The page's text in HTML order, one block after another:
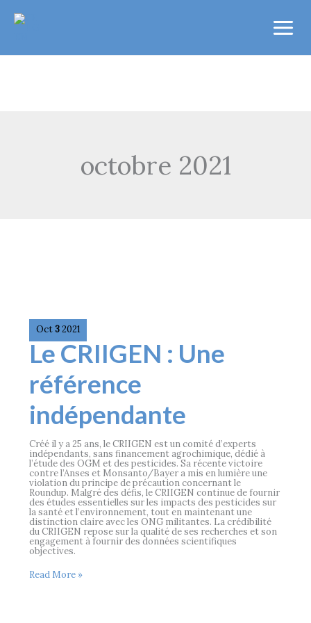
octobre 2021
Le CRIIGEN : Une
référence
indépendante
Créé il y a 25 ans, le CRIIGEN est un comité d’experts
indépendants, sans financement agrochimique, dédié à
l’étude des OGM et des pesticides. Sa récente victoire
contre l’Anses et Monsanto/Bayer a mis en lumière une
violation du principe de précaution concernant le
Roundup. Malgré des défis, le CRIIGEN continue de fournir
des études essentielles sur les impacts des pesticides sur
la santé et l’environnement, tout en maintenant une
distinction claire avec les ONG militantes. La crédibilité
du CRIIGEN repose sur la qualité de ses recherches et son
engagement à fournir des données scientifiques
objectives.
Le
CRIIGEN
référence
indépendante
Read More »
Oct 3 2021